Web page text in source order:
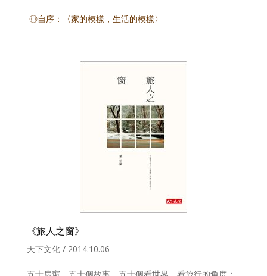
◎自序：〈家的模樣，生活的模樣〉
《旅人之窗》
天下文化 / 2014.10.06